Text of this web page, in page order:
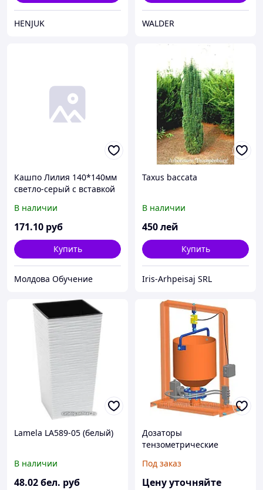
HENJUK WALDER
Кашпо Лилия 140*140мм
светло-серый с вставкой
В наличии
171.10 руб
Купить
Молдова Обучение
Taxus baccata
В наличии
450лей
Купить
Iris-Arhpeisaj SRL
Lamela LA589-05 (белый)
В наличии
48.02бел. руб
Дозаторы
тензометрические
Под заказ
Цену уточняйте